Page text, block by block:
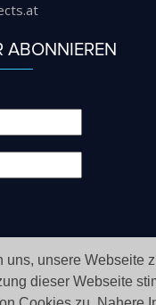
ABONNIEREN
uns, unsere Webseite
dieser Webseite